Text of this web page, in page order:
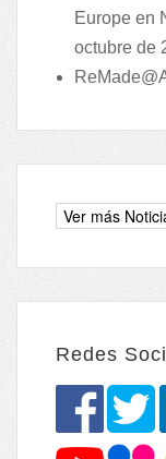
Europe en
octubre de
Redes